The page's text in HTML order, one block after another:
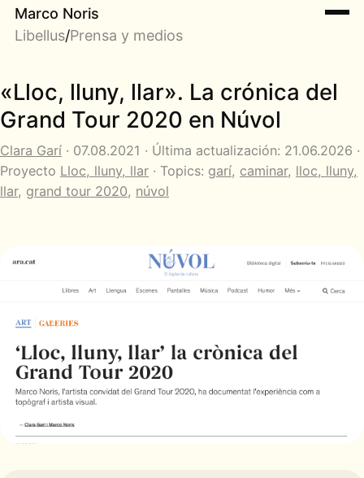
Marco Noris
Libellus/Prensa y medios
«Lloc, lluny, llar». La crónica del
Grand Tour 2020 en Núvol
Clara Garí · 07.08.2021 · Última actualización: 21.06.2026 ·
Proyecto Lloc, lluny, llar · Topics: garí, caminar, lloc, lluny,
llar, grand tour 2020, núvol